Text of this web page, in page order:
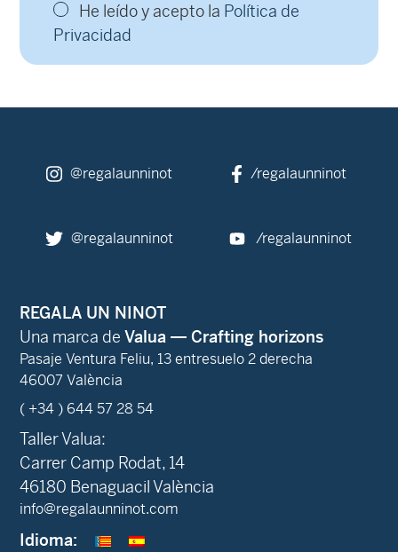
He leído y acepto la Política de
Privacidad
@regalaunninot /regalaunninot
@regalaunninot /regalaunninot
REGALA UN NINOT
Una marca de Valua — Crafting horizons
Pasaje Ventura Feliu, 13 entresuelo 2 derecha
46007 València
( +34 ) 644 57 28 54
Taller Valua:
Carrer Camp Rodat, 14
46180 Benaguacil València
info@regalaunninot.com
Idioma: